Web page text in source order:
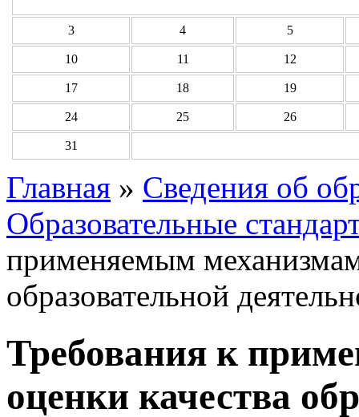
3 4 5
10 11 12
17 18 19
24 25 26
31
Главная » Сведения об
Образовательные
применяемым
образовательной
Требования к
оценки качества